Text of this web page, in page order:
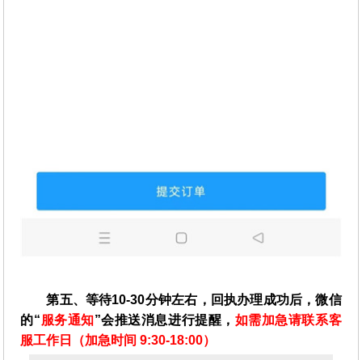
第五、等待10-30分钟左右，回执办理成功后，微信
的“服务通知”会推送消息进行提醒， 如需加急请联系客
服工作日（加急时间 9:30-18:00）